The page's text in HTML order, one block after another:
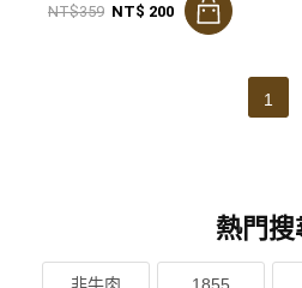
NT$359 NT$ 200
1
熱門搜